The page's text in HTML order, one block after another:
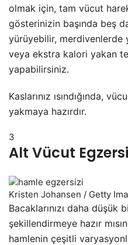
olmak için, tam vücut
gösterinizin başında beş
yürüyebilir, merdivenlerde
veya ekstra kalori yakan
yapabilirsiniz.
Kaslarınız ısındığında,
yakmaya hazırdır.
3
Alt Vücut
Kristen Johansen / Getty
Bacaklarınızı daha düşük
şekillendirmeye hazır
hamlenin çeşitli